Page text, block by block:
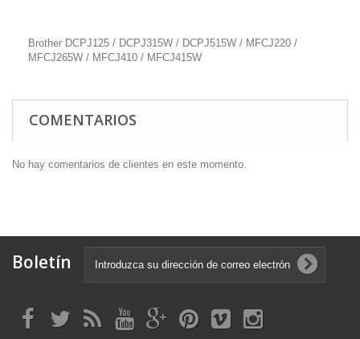
Brother DCPJ125 / DCPJ315W / DCPJ515W / MFCJ220 /
MFCJ265W / MFCJ410 / MFCJ415W
COMENTARIOS
No hay comentarios de clientes en este momento.
Boletín